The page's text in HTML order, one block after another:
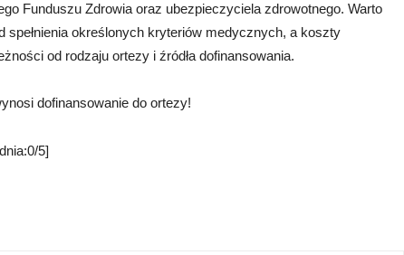
Funduszu Zdrowia oraz ubezpieczyciela zdrowotnego. Warto
spełnienia określonych kryteriów medycznych, a koszty
od rodzaju ortezy i źródła dofinansowania.
dofinansowanie do ortezy!
5]